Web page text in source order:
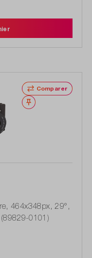
Comparer
Noter
464x348px, 29°,
0101)